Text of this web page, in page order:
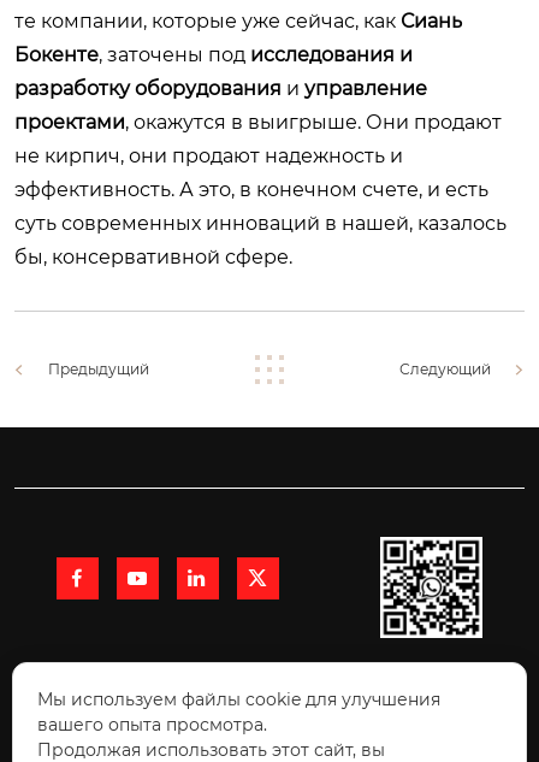
те компании, которые уже сейчас, как Сиань
Бокенте, заточены под исследования и
разработку оборудования и управление
проектами, окажутся в выигрыше. Они продают
не кирпич, они продают надежность и
эффективность. А это, в конечном счете, и есть
суть современных инноваций в нашей, казалось
бы, консервативной сфере.
Предыдущий Следующий
   
 +86 15991710216
Мы используем файлы cookie для улучшения
вашего опыта просмотра.
Продолжая использовать этот сайт, вы